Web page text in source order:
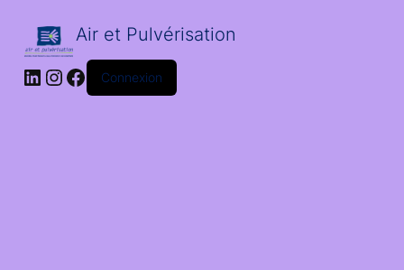
Air et Pulvérisation
LinkedIn
Instagram
Facebook
Connexion